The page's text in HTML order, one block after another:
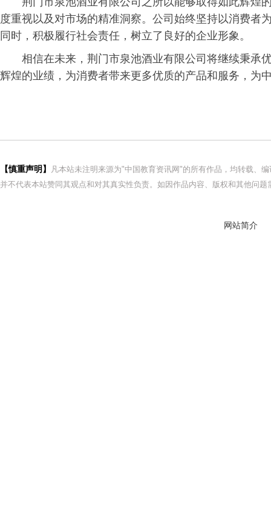
度重视以及对市场的精准洞察。公司始终坚持以消费者
同时，积极履行社会责任，树立了良好的企业形象。
相信在未来，荆门市泉池酒业有限公司将继续秉承
辉煌的业绩，为消费者带来更多优质的产品和服务，为
【慎重声明】
凡本站未注明来源为"中国教育资讯网"的所有作品，均转载、
并不代表本站赞同其观点和对其真实性负责。如因作品内容、版权和其他问
网站简介